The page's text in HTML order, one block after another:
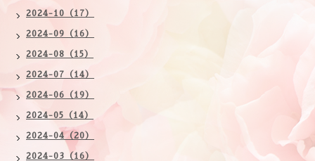
2024-10（17）
2024-09（16）
2024-08（15）
2024-07（14）
2024-06（19）
2024-05（14）
2024-04（20）
2024-03（16）